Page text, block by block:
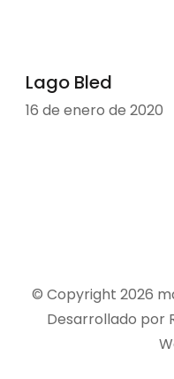
Lago Bled
16 de enero de 2020
© Copyright 2026
Desarrollado por